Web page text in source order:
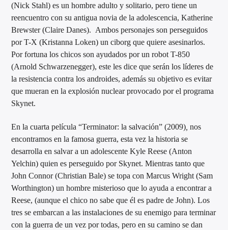
(Nick Stahl) es un hombre adulto y solitario, pero tiene un
reencuentro con su antigua novia de la adolescencia, Katherine
Brewster (Claire Danes). Ambos personajes son perseguidos
por T-X (Kristanna Loken) un ciborg que quiere asesinarlos.
Por fortuna los chicos son ayudados por un robot T-850
(Arnold Schwarzenegger), este les dice que serán los líderes de
la resistencia contra los androides, además su objetivo es evitar
que mueran en la explosión nuclear provocado por el programa
Skynet.
En la cuarta película “Terminator: la salvación” (2009) ,nos
encontramos en la famosa guerra, esta vez la historia se
desarrolla en salvar a un adolescente Kyle Reese (Anton
Yelchin) quien es perseguido por Skynet. Mientras tanto que
John Connor (Christian Bale) se topa con Marcus Wright (Sam
Worthington) un hombre misterioso que lo ayuda a encontrar a
Reese, (aunque el chico no sabe que él es padre de John). Los
tres se embarcan a las instalaciones de su enemigo para terminar
con la guerra de un vez por todas, pero en su camino se dan